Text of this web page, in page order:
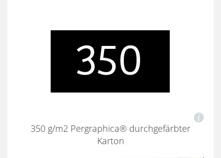
350 g/m2 Pergraphica® durchgefärbter
Karton